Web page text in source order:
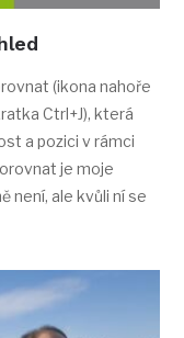
(ikona nahoře
Ctrl+J), která
a pozici v rámci
je moje
není, ale kvůli ní se